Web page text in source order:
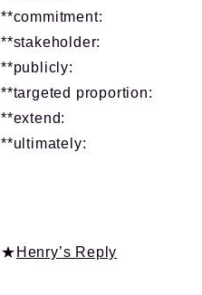
**commitment:
**stakeholder:
**publicly:
**targeted proportion:
**extend:
**ultimately:
★ Henry’s Reply